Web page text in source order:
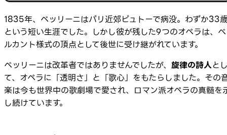
1835年、ベッリーニはパリ近郊ピュトーで病没。わずか33
という短い生涯でした。しかし彼が残した9つのオペラは、ベ
ルカント様式の頂点として後世に受け継がれています。
ベッリーニは改革者ではありませんでしたが、 旋律の詩人と
て、オペラに「透明さ」と「歌心」をもたらしました。その
楽は今も世界中の歌劇場で愛され、ロマン派オペラの真髄を
し続けています。